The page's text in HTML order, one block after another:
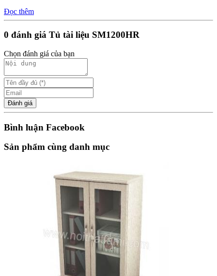
Đọc thêm
0 đánh giá Tủ tài liệu SM1200HR
Chọn đánh giá của bạn
Đánh giá
Bình luận Facebook
Sản phẩm cùng danh mục